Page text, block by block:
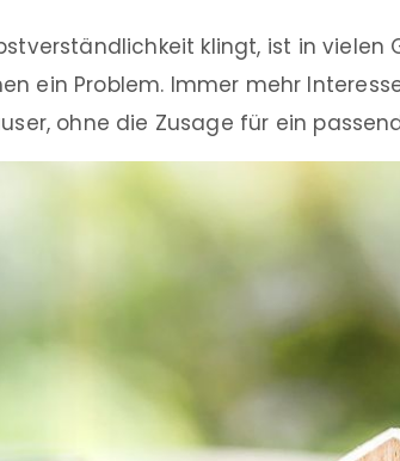
klingt, ist in vielen
ein Problem. Immer mehr
ohne die Zusage für ein